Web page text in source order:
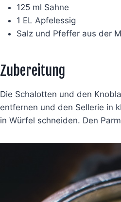
125 ml Sahne
1 EL Apfelessig
Salz und Pfeffer aus der
Zubereitung
Die Schalotten und den
entfernen und den Sellerie in
in Würfel schneiden. Den